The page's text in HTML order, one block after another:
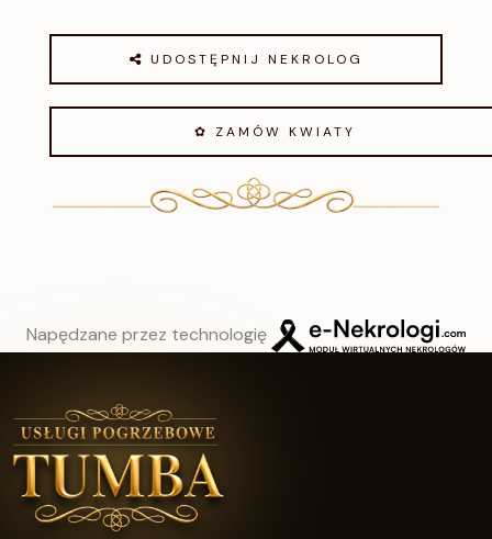
UDOSTĘPNIJ NEKROLOG
✿ ZAMÓW KWIATY
Napędzane przez technologię